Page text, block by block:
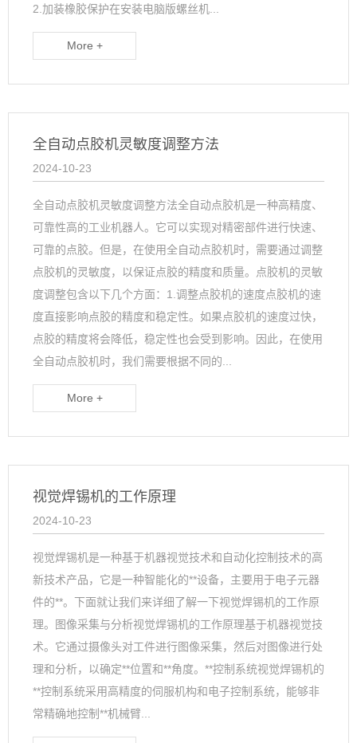
2.加装橡胶保护在安装电脑版螺丝机...
More +
全自动点胶机灵敏度调整方法
2024-10-23
全自动点胶机灵敏度调整方法全自动点胶机是一种高精度、
可靠性高的工业机器人。它可以实现对精密部件进行快速、
可靠的点胶。但是，在使用全自动点胶机时，需要通过调整
点胶机的灵敏度，以保证点胶的精度和质量。点胶机的灵敏
度调整包含以下几个方面：1.调整点胶机的速度点胶机的速
度直接影响点胶的精度和稳定性。如果点胶机的速度过快，
点胶的精度将会降低，稳定性也会受到影响。因此，在使用
全自动点胶机时，我们需要根据不同的...
More +
视觉焊锡机的工作原理
2024-10-23
视觉焊锡机是一种基于机器视觉技术和自动化控制技术的高
新技术产品，它是一种智能化的**设备，主要用于电子元器
件的**。下面就让我们来详细了解一下视觉焊锡机的工作原
理。图像采集与分析视觉焊锡机的工作原理基于机器视觉技
术。它通过摄像头对工件进行图像采集，然后对图像进行处
理和分析，以确定**位置和**角度。**控制系统视觉焊锡机的
**控制系统采用高精度的伺服机构和电子控制系统，能够非
常精确地控制**机械臂...